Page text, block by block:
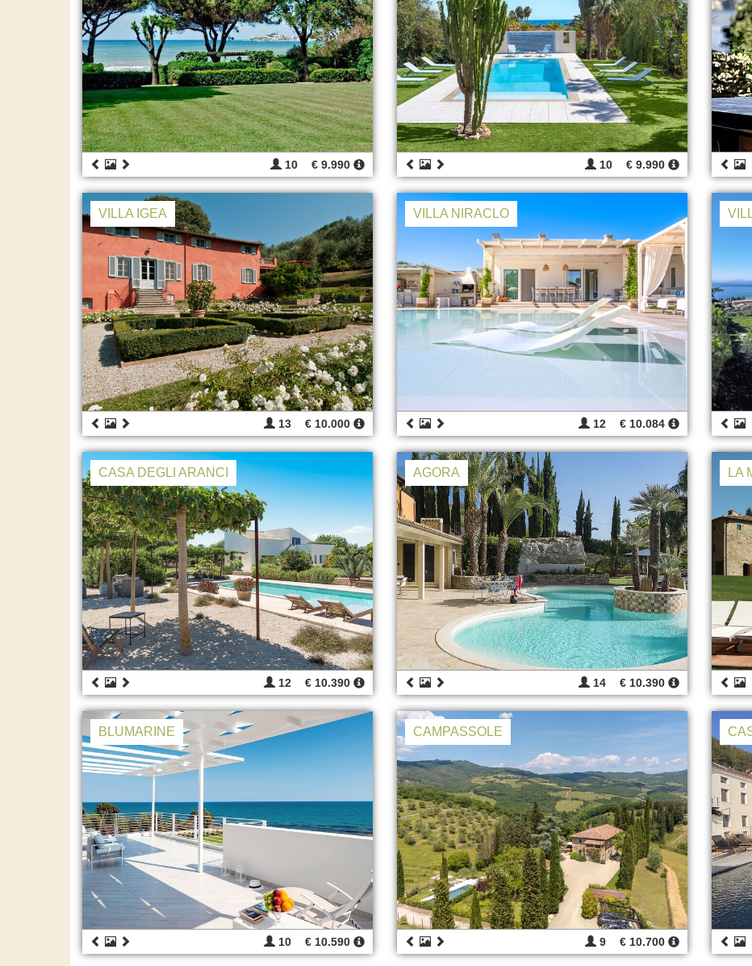
10 € 9.990 10 € 9.990
VILLA IGEA
13 € 10.000
VILLA NIRACLO
12 € 10.084
CASA DEGLI ARANCI
12 € 10.390
AGORA
14 € 10.390
LA
BLUMARINE
10 € 10.590
CAMPASSOLE
9 € 10.700